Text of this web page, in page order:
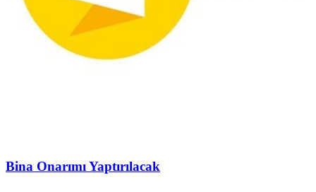
Bina Onarımı Yaptırılacak